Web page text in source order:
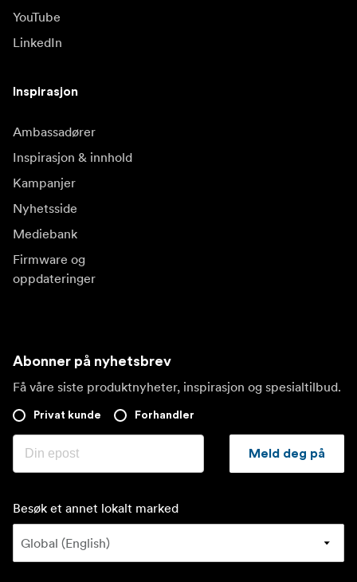
YouTube
LinkedIn
Inspirasjon
Ambassadører
Inspirasjon & innhold
Kampanjer
Nyhetsside
Mediebank
Firmware og
oppdateringer
Abonner på nyhetsbrev
Få våre siste produktnyheter, inspirasjon og spesialtilbud.
Privat kunde Forhandler
Meld deg på
Besøk et annet lokalt marked